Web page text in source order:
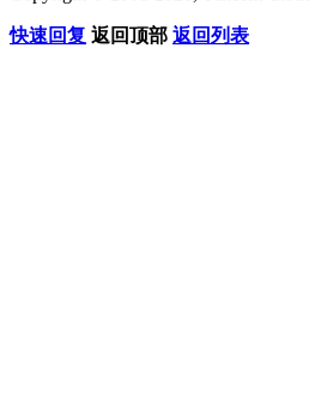
快速回复 返回顶部 返回列表